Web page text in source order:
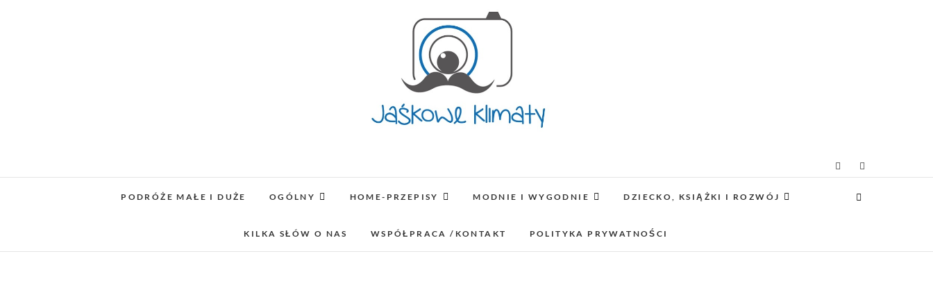
Jaśkowe klimaty-Blog rodzicielsko-lifestylowy
OPISUJEMY ŻYCIE. ZABAWA POŁĄCZONA Z NAUKĄ, CIEKAWE PROJEKTY DIY Z DZIECKIEM,
PODRÓŻE MAŁE I DUŻE OGÓLNY HOME-PRZEPISY MODNIE I WYGODNIE DZIECKO, KSIĄŻKI I ROZWÓJ
KILKA SŁÓW O NAS WSPÓŁPRACA /KONTAKT POLITYKA PRYWATNOŚCI